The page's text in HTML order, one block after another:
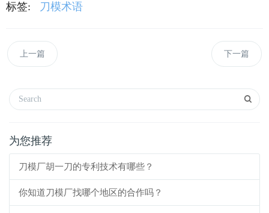
标签: 刀模术语
上一篇 下一篇
为您推荐
刀模厂胡一刀的专利技术有哪些？
你知道刀模厂找哪个地区的合作吗？